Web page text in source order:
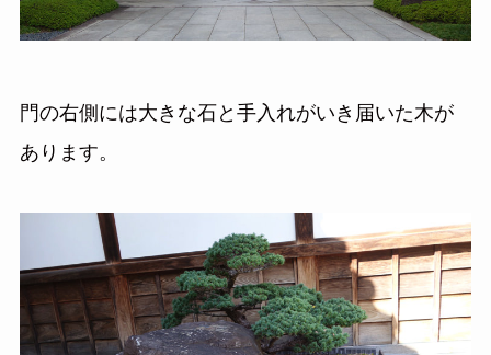
門の右側には大きな石と手入れがいき届いた木が
あります。